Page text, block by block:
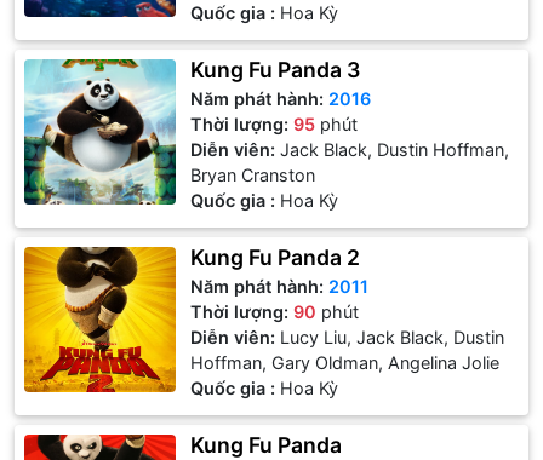
Quốc gia : Hoa Kỳ
Kung Fu Panda 3
Năm phát hành: 2016
Thời lượng:95 phút
Diễn viên:Jack Black, Dustin Hoffman,
Bryan Cranston
Quốc gia : Hoa Kỳ
Kung Fu Panda 2
Năm phát hành: 2011
Thời lượng:90 phút
Diễn viên: Lucy Liu, Jack Black, Dustin
Hoffman, Gary Oldman, Angelina Jolie
Quốc gia : Hoa Kỳ
Kung Fu Panda